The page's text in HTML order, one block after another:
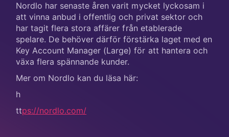
Nordlo har senaste åren varit mycket lyckosam i
att vinna anbud i offentlig och privat sektor och
har tagit flera stora affärer från etablerade
spelare. De behöver därför förstärka laget med en
Key Account Manager (Large) för att hantera och
växa flera spännande kunder.
Mer om Nordlo kan du läsa här:
h
ttps://nordlo.com/